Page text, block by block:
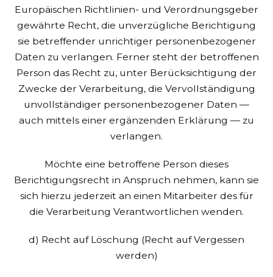
Europäischen Richtlinien- und Verordnungsgeber
gewährte Recht, die unverzügliche Berichtigung
sie betreffender unrichtiger personenbezogener
Daten zu verlangen. Ferner steht der betroffenen
Person das Recht zu, unter Berücksichtigung der
Zwecke der Verarbeitung, die Vervollständigung
unvollständiger personenbezogener Daten —
auch mittels einer ergänzenden Erklärung — zu
verlangen.
Möchte eine betroffene Person dieses
Berichtigungsrecht in Anspruch nehmen, kann sie
sich hierzu jederzeit an einen Mitarbeiter des für
die Verarbeitung Verantwortlichen wenden.
d) Recht auf Löschung (Recht auf Vergessen
werden)